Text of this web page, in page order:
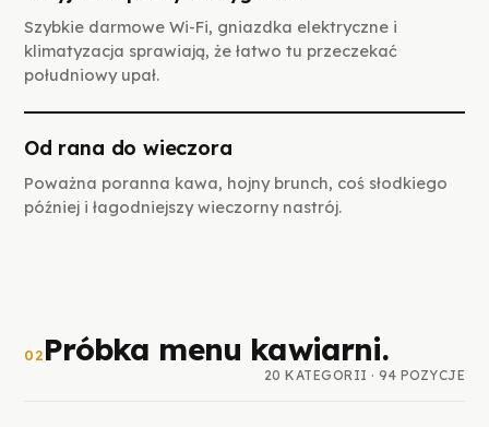
Szybkie darmowe Wi-Fi, gniazdka elektryczne i
klimatyzacja sprawiają, że łatwo tu przeczekać
południowy upał.
Od rana do wieczora
Poważna poranna kawa, hojny brunch, coś słodkiego
później i łagodniejszy wieczorny nastrój.
02Próbka menu kawiarni.
20 KATEGORII · 94 POZYCJE